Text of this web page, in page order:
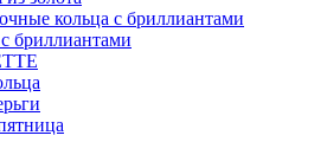
кольца с бриллиантами
бриллиантами